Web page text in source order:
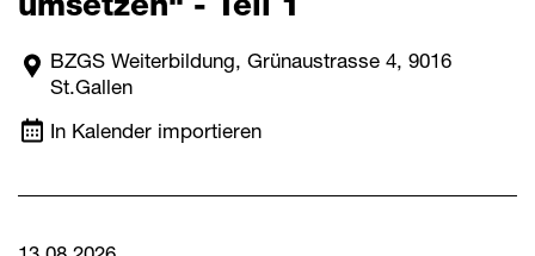
umsetzen“ - Teil 1
BZGS Weiterbildung, Grünaustrasse 4, 9016
St.Gallen
In Kalender importieren